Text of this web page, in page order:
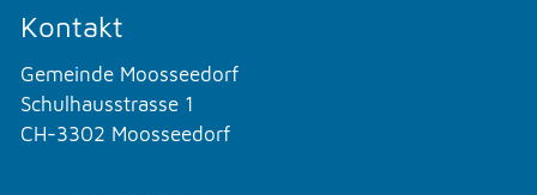
Kontakt
Gemeinde Moosseedorf
Schulhausstrasse 1
CH-3302 Moosseedorf